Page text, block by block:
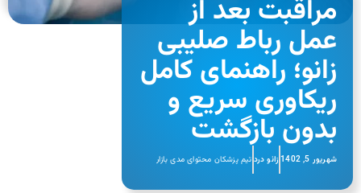
مراقبت بعد از
عمل رباط صلیبی
زانو؛ راهنمای کامل
ریکاوری سریع و
بدون بازگشت
شهریور 5, 1402 زانو درد تیم پزشکان محتوای مدی بازار